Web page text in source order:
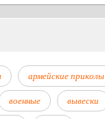
армейские приколы
военные вывески